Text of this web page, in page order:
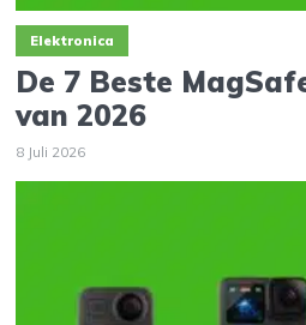
Elektronica
De 7 Beste
van 2026
8 Juli 2026